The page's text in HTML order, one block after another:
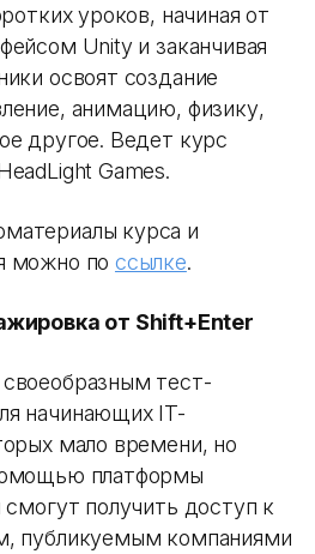
уроков, начиная от
Unity и заканчивая
освоят создание
анимацию, физику,
другое. Ведет курс
Games.
курса и
можно по ссылке.
от Shift+Enter
тест-
начинающих IT-
мало времени, но
платформы
получить доступ к
публикуемым компаниями